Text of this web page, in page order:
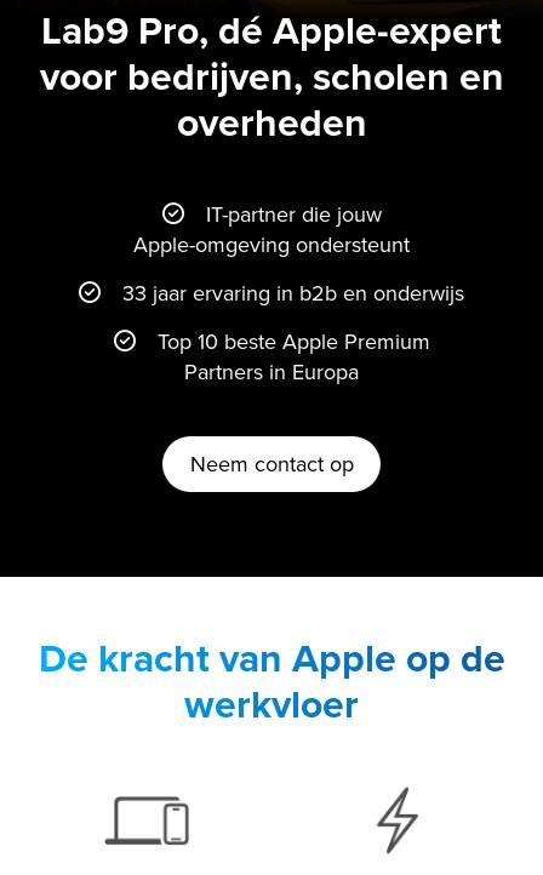
Lab9 Pro, dé Apple-expert
voor bedrijven, scholen en
overheden
IT-partner die jouw
Apple-omgeving ondersteunt
33 jaar ervaring in b2b en onderwijs
Top 10 beste Apple Premium
Partners in Europa
Neem contact op
De kracht van Apple op de
werkvloer